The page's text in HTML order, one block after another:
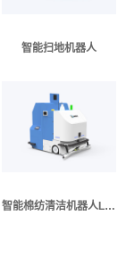
智能扫地机器人
智能棉纺清洁机器人LK-ICRB-120（Ⅱ代）